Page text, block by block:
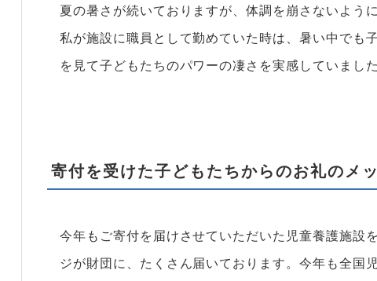
夏の暑さが続いておりますが、体調を崩さないよう
私が施設に職員として勤めていた時は、暑い中でも
を見て子どもたちのパワーの凄さを実感していました
寄付を受けた子どもたちからのお礼のメ
今年もご寄付を届けさせていただいた児童養護施設
ジが財団に、たくさん届いております。今年も全国